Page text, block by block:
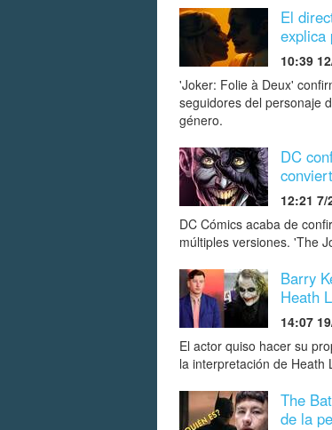
El
explica
10:39
'Joker: Folie à Deux'
seguidores del personaje
género.
DC
12:21 7/
DC Cómics acaba de
múltiples versiones. 'The
Barry
Heath
14:07
El actor quiso hacer su
la interpretación de Heath
The
de la